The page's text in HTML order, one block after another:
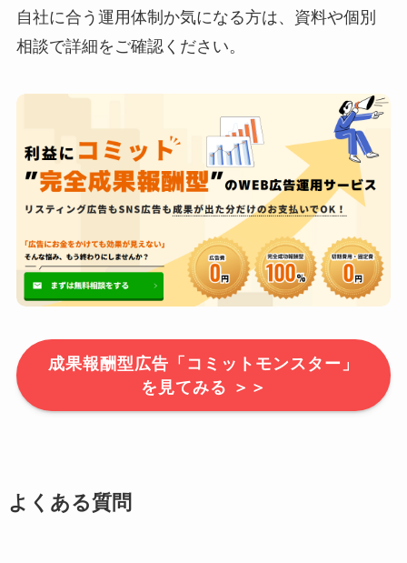
自社に合う運用体制か気になる方は、資料や個別
相談で詳細をご確認ください。
成果報酬型広告「コミットモンスター」
を見てみる ＞＞
よくある質問